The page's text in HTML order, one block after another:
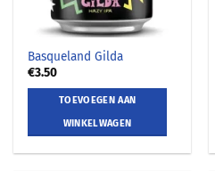
Basqueland Gilda
€3.50
TOEVOEGEN AAN
WINKELWAGEN